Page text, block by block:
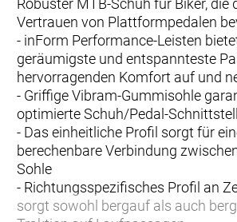
Vertrauen von Plattformpedalen
- inForm Performance-Leisten
geräumigste und entspannteste
hervorragenden Komfort auf und
- Griffige Vibram-Gummisohle
optimierte Schuh/Pedal-
- Das einheitliche Profil sorgt für
berechenbare Verbindung
Sohle
- Richtungsspezifisches Profil an
sorgt sowohl bergauf als auch